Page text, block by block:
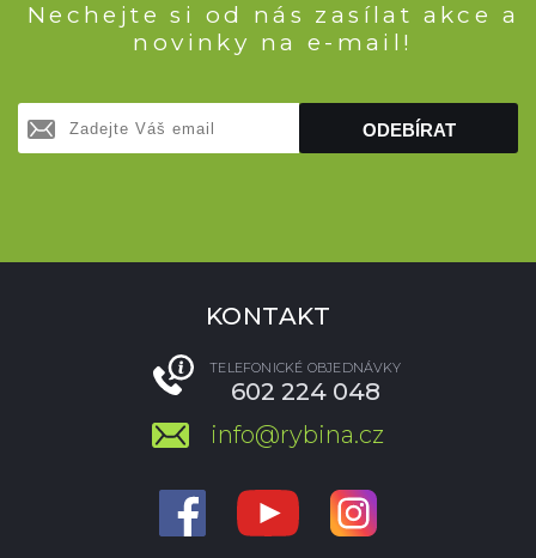
Nechejte si od nás zasílat akce a
novinky na e-mail!
ODEBÍRAT
KONTAKT
TELEFONICKÉ OBJEDNÁVKY
602 224 048
info@rybina.cz